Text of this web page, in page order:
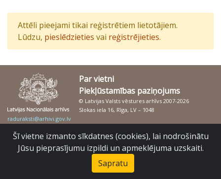
Attēli pieejami tikai reģistrētiem lietotājiem.
Lūdzu, pieslēdzieties vai reģistrējieties.
Par vietni
Piekļūstamības paziņojums
© Latvijas Valsts vēstures arhīvs 2007-2026
Slokas iela 16, Rīga, LV – 1048
raduraksti@arhivi.gov.lv
Šī vietne izmanto sīkdatnes (cookies), lai nodrošinātu
Jūsu pieprasījumu izpildi un apmeklējuma uzskaiti.
Sapratu